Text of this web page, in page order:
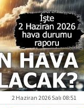
2 Haziran 2026 Salı 08:51